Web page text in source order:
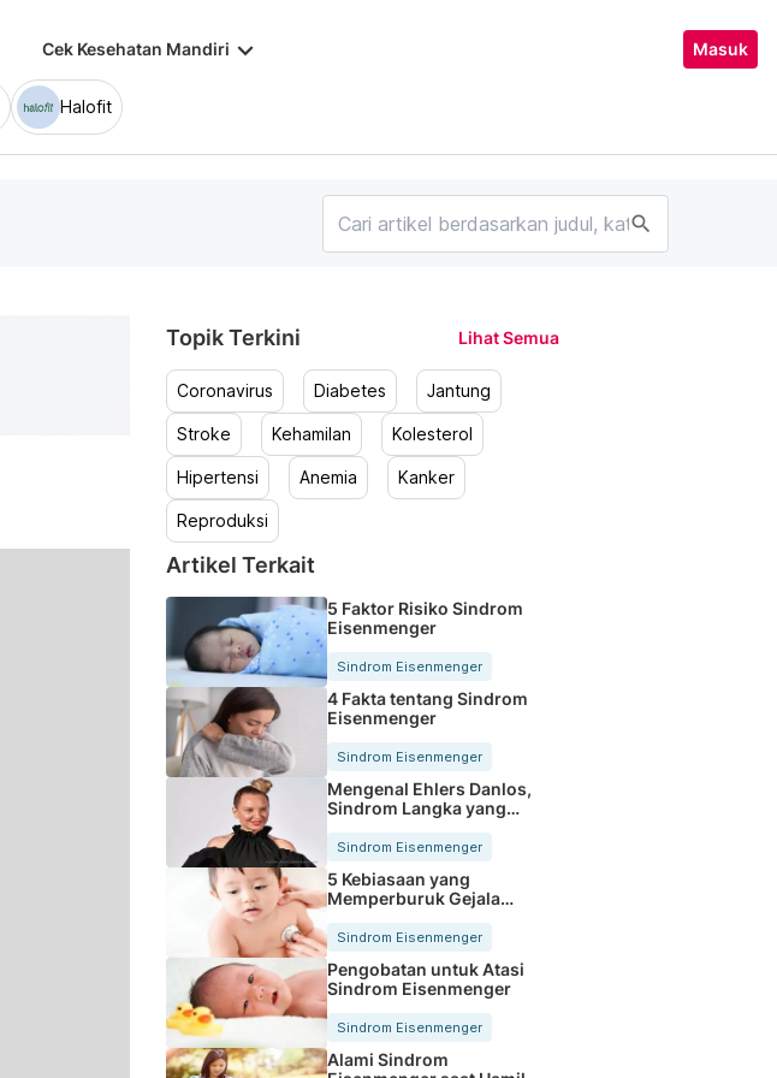
Cek Kesehatan Mandiri keyboard_arrow_down Masuk
Halofit
search
Topik Terkini Lihat Semua
Coronavirus Diabetes Jantung
Stroke Kehamilan Kolesterol
Hipertensi Anemia Kanker
Reproduksi
Artikel Terkait
5 Faktor Risiko Sindrom
Eisenmenger
Sindrom Eisenmenger
4 Fakta tentang Sindrom
Eisenmenger
Sindrom Eisenmenger
Mengenal Ehlers Danlos,
Sindrom Langka yang
Sindrom Eisenmenger
5 Kebiasaan yang
Memperburuk Gejala
Sindrom Eisenmenger
Pengobatan untuk Atasi
Sindrom Eisenmenger
Sindrom Eisenmenger
Alami Sindrom